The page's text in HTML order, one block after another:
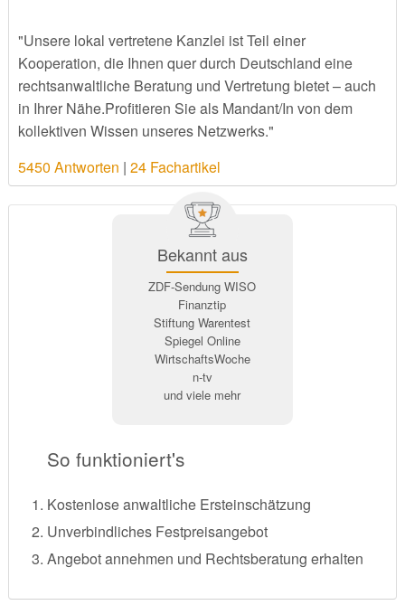
"Unsere lokal vertretene Kanzlei ist Teil einer
Kooperation, die Ihnen quer durch Deutschland eine
rechtsanwaltliche Beratung und Vertretung bietet – auch
in Ihrer Nähe.Profitieren Sie als Mandant/In von dem
kollektiven Wissen unseres Netzwerks."
5450 Antworten | 24 Fachartikel
Bekannt aus
ZDF-Sendung WISO
Finanztip
Stiftung Warentest
Spiegel Online
WirtschaftsWoche
n-tv
und viele mehr
So funktioniert's
Kostenlose anwaltliche Ersteinschätzung
Unverbindliches Festpreisangebot
Angebot annehmen und Rechtsberatung erhalten